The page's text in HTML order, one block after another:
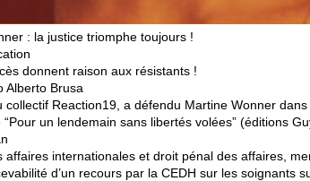
: la justice triomphe toujours !
donnent raison aux résistants !
Alberto Brusa
collectif Reaction19, a défendu Martine Wonner
un lendemain sans libertés volées” (éditions
affaires internationales et droit pénal des affaires,
d’un recours par la CEDH sur les soignants